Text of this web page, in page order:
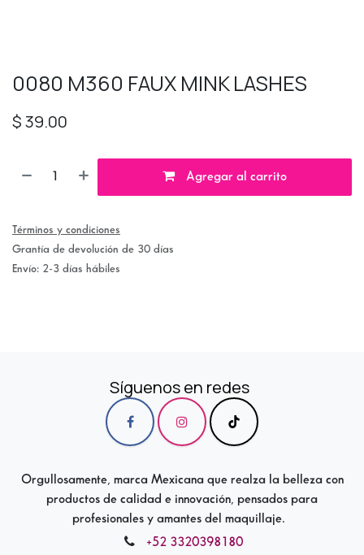
0080 M360 FAUX MINK LASHES
$39.00
Agregar al carrito
Términos y condiciones
Grantía de devolución de 30 días
Envío: 2-3 días hábiles
Síguenos en redes
Orgullosamente, marca Mexicana que realza la belleza con
productos de calidad e innovación, pensados para
profesionales y amantes del maquillaje.
+52 3320398180